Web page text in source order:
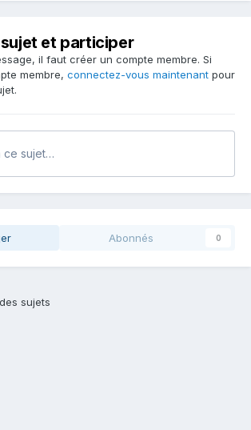
et participer
il faut créer un compte membre. Si
membre, connectez-vous maintenant pour
ce sujet…
Abonnés 0
sujets